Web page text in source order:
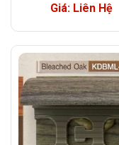
Giá: Liên Hệ